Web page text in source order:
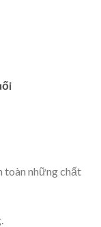
toàn những chất